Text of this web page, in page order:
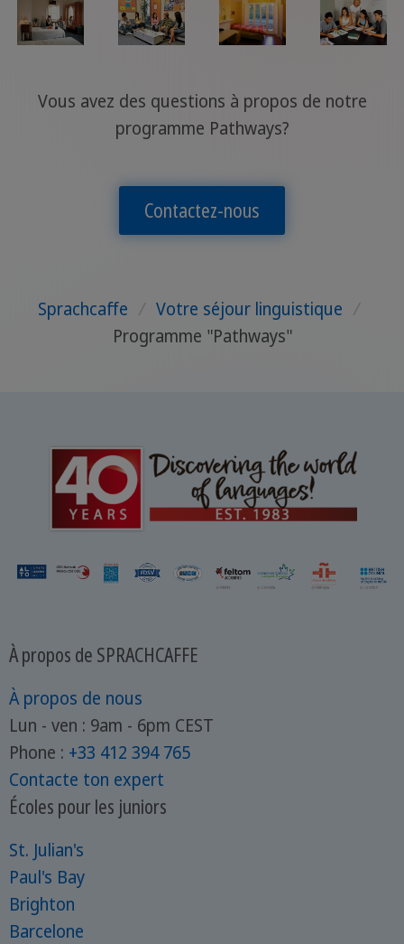
Vous avez des questions à propos de notre
programme Pathways?
Contactez-nous
Sprachcaffe / Votre séjour linguistique /
Programme "Pathways"
À propos de SPRACHCAFFE
À propos de nous
Lun - ven : 9am - 6pm CEST
Phone : +33 412 394 765
Contacte ton expert
Écoles pour les juniors
St. Julian's
Paul's Bay
Brighton
Barcelone